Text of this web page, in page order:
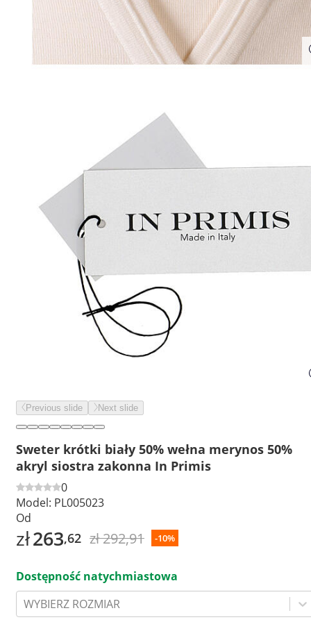
Previous slide Next slide
Sweter krótki biały 50% wełna merynos 50%
akryl siostra zakonna In Primis
0
Model: PL005023
Od
zł263,62 zł 292,91 -10%
Dostępność natychmiastowa
WYBIERZ ROZMIAR